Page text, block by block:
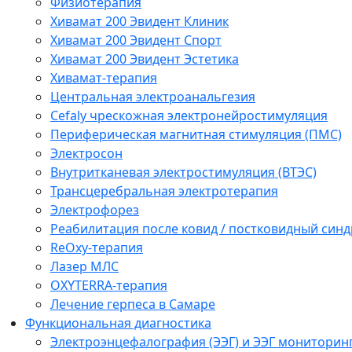
Хивамат 200 Эвидент Клиник
Хивамат 200 Эвидент Спорт
Хивамат 200 Эвидент Эстетика
Хивамат-терапия
Центральная электроанальгезия
Cefaly чреcкожная электронейростимуляция
Периферическая магнитная стимуляция (ПМС)
Электросон
Внутритканевая электростимуляция (ВТЭС)
Трансцеребральная электротерапия
Электрофорез
Реабилитация после ковид / постковидный
ReOxy-терапия
Лазер МЛС
OXYTERRA-терапия
Лечение герпеса в Самаре
Функциональная диагностика
Электроэнцефалография (ЭЭГ) и ЭЭГ